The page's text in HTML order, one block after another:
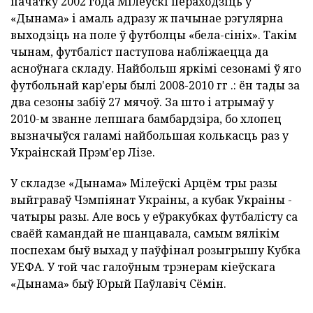
«Дынама» і амаль адразу ж пачынае рэгулярна
выходзіць на поле ў футболцы «бела-сініх». Такім
чынам, футбаліст паступова набліжаецца да
асноўнага складу. Найбольш яркімі сезонамі ў яго
футбольнай кар'еры былі 2008-2010 гг .: ён тады за
два сезоны забіў 27 мячоў. За што і атрымаў у
2010-м званне лепшага бамбардзіра, бо хлопец
вызначыўся галамі найбольшая колькасць раз у
Украінскай Прэм'ер Лізе.
У складзе «Дынама» Мілеўскі Арцём тры разы
выйграваў Чэмпіянат Украіны, а кубак Украіны -
чатыры разы. Але вось у еўракубках футбалісту са
сваёй камандай не шанцавала, самым вялікім
поспехам быў выхад у паўфінал розыгрышу Кубка
УЕФА. У той час галоўным трэнерам кіеўскага
«Дынама» быў Юрый Паўлавіч Сёмін.